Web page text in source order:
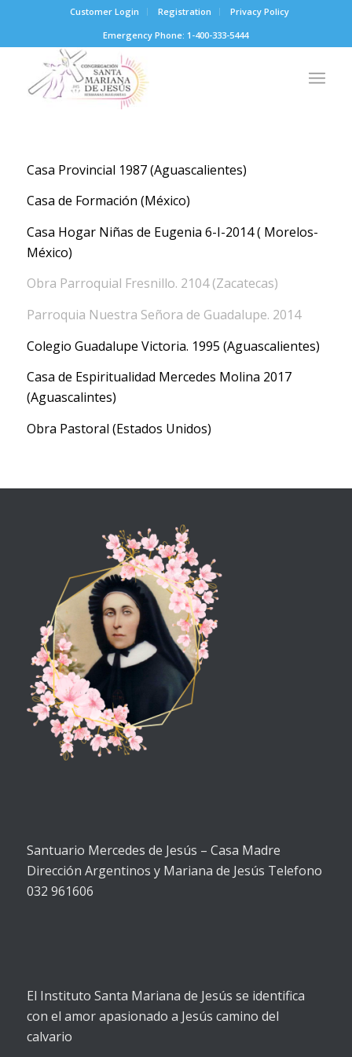
Customer Login Registration
Privacy Policy
Emergency Phone: 1-400-333-5444
Casa Provincial 1987 (Aguascalientes)
Casa de Formación (México)
Casa Hogar Niñas de Eugenia 6-I-2014 ( Morelos-
México)
Obra Parroquial Fresnillo. 2104 (Zacatecas)
Parroquia Nuestra Señora de Guadalupe. 2014
Colegio Guadalupe Victoria. 1995 (Aguascalientes)
Casa de Espiritualidad Mercedes Molina 2017
(Aguascalintes)
Obra Pastoral (Estados Unidos)
Santuario Mercedes de Jesús – Casa Madre
Dirección Argentinos y Mariana de Jesús Telefono
032 961606
El Instituto Santa Mariana de Jesús se identifica
con el amor apasionado a Jesús camino del
calvario